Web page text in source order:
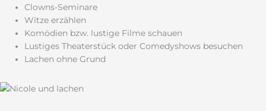
Clowns-Seminare
Witze erzählen
Komödien bzw. lustige Filme schauen
Lustiges Theaterstück oder Comedyshows besuchen
Lachen ohne Grund